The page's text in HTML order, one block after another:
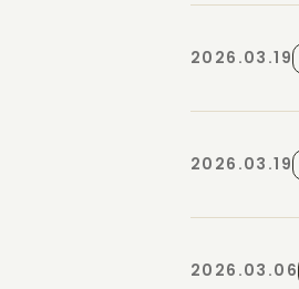
2026.03.19
2026.03.19
2026.03.06